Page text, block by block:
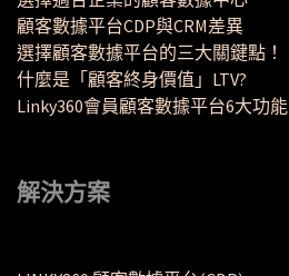
顧客數據平台CDP與CRM差異
選擇顧客數據平台的三大關鍵點！
什麼是「顧客終身價值」LTV?
Linky360會員顧客數據平台6大功能
解決方案